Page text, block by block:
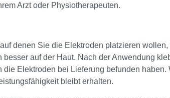
Arzt oder Physiotherapeuten.
denen Sie die Elektroden platzieren
besser auf der Haut. Nach der Anwendung
die Elektroden bei Lieferung befunden
bleibt erhalten.